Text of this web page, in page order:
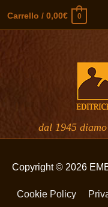
Carrello / 0,00€ 0
dal 1945
Copyright © 2026
Cookie Policy